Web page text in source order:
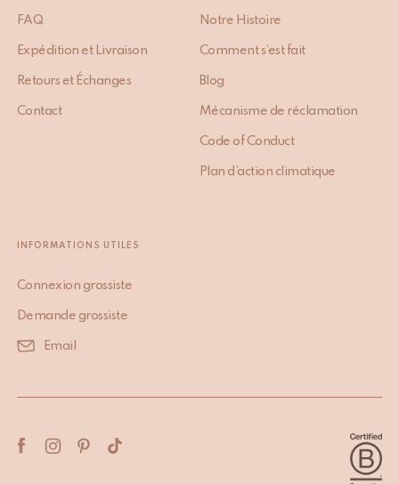
FAQ
Expédition et Livraison
Retours et Échanges
Contact
Notre Histoire
Comment s’est fait
Blog
Mécanisme de réclamation
Code of Conduct
Plan d’action climatique
INFORMATIONS UTILES
Connexion grossiste
Demande grossiste
Email